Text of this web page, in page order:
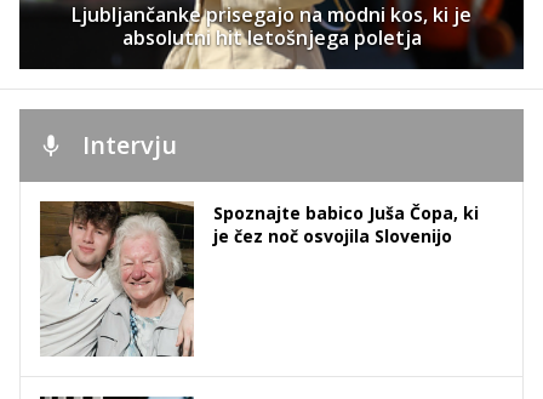
Ljubljančanke prisegajo na modni kos, ki je
absolutni hit letošnjega poletja
Intervju
Spoznajte babico Juša Čopa, ki
je čez noč osvojila Slovenijo